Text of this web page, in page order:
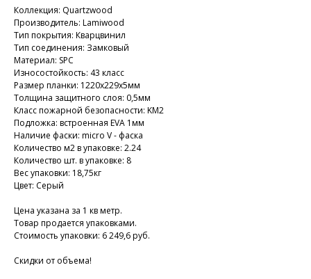
Коллекция: Quartzwood
Производитель: Lamiwood
Тип покрытия: Кварцвинил
Тип соединения: Замковый
Материал: SPC
Износостойкость: 43 класс
Размер планки: 1220х229х5мм
Толщина защитного слоя: 0,5мм
Класс пожарной безопасности: KM2
Подложка: встроенная EVA 1мм
Наличие фаски: micro V - фаска
Количество м2 в упаковке: 2.24
Количество шт. в упаковке: 8
Вес упаковки: 18,75кг
Цвет: Серый
Цена указана за 1 кв метр.
Товар продается упаковками.
Стоимость упаковки: 6 249,6 руб.
Скидки от объема!